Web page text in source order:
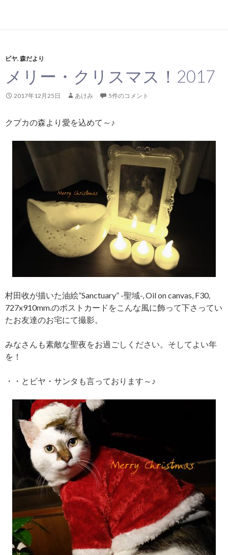
ビヤ, 森だより
メリー・クリスマス！2017
2017年12月25日 あけみ 5件のコメント
クプカの森より愛を込めて～♪
村田收が描いた油絵”Sanctuary” -聖域-, Oil on canvas, F30,
727x910mm.のポストカードをこんな風に飾って下さってい
たお友達のお宅にて撮影。
みなさんも素敵な聖夜をお過ごしください。そしてよい年
を！
・・とビヤ・サンタも言っております～♪